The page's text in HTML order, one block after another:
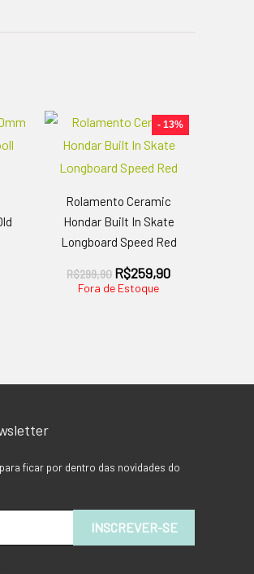
- 13%
Rolamento Ceramic
Hondar Built In Skate
Longboard Speed Red
R$299,90 O
preço
R$259,90O
Fora de Estoque
ficar por dentro das novidades do